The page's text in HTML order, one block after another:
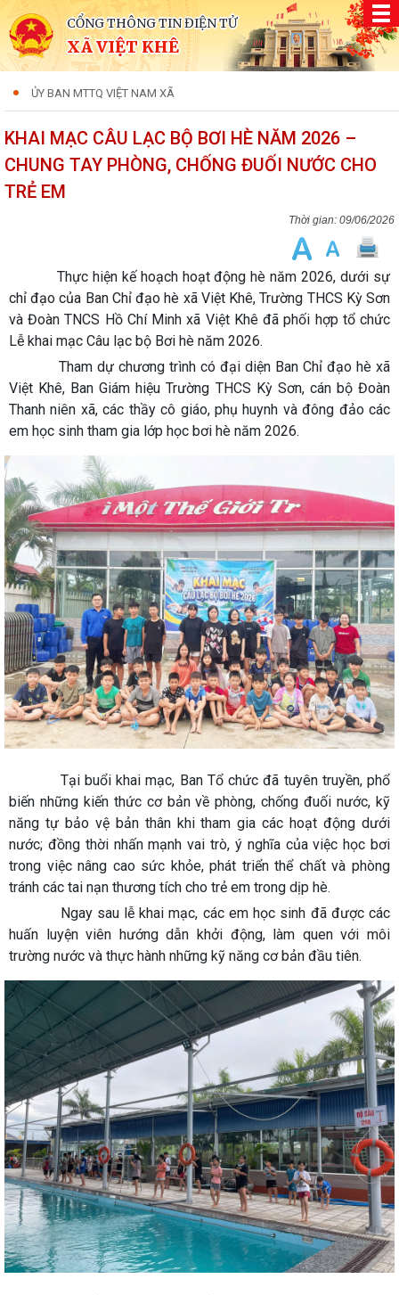
CỔNG THÔNG TIN ĐIỆN TỬ
XÃ VIỆT KHÊ
ỦY BAN MTTQ VIỆT NAM XÃ
KHAI MẠC CÂU LẠC BỘ BƠI HÈ NĂM 2026 –
CHUNG TAY PHÒNG, CHỐNG ĐUỐI NƯỚC CHO
TRẺ EM
09/06/2026
Thực hiện kế hoạch hoạt động hè năm 2026, dưới sự
chỉ đạo của Ban Chỉ đạo hè xã Việt Khê, Trường THCS Kỳ Sơn
và Đoàn TNCS Hồ Chí Minh xã Việt Khê đã phối hợp tổ chức
Lễ khai mạc Câu lạc bộ Bơi hè năm 2026.
Tham dự chương trình có đại diện Ban Chỉ đạo hè xã
Việt Khê, Ban Giám hiệu Trường THCS Kỳ Sơn, cán bộ Đoàn
Thanh niên xã, các thầy cô giáo, phụ huynh và đông đảo các
em học sinh tham gia lớp học bơi hè năm 2026.
Tại buổi khai mạc, Ban Tổ chức đã tuyên truyền, phổ
biến những kiến thức cơ bản về phòng, chống đuối nước, kỹ
năng tự bảo vệ bản thân khi tham gia các hoạt động dưới
nước; đồng thời nhấn mạnh vai trò, ý nghĩa của việc học bơi
trong việc nâng cao sức khỏe, phát triển thể chất và phòng
tránh các tai nạn thương tích cho trẻ em trong dịp hè.
Ngay sau lễ khai mạc, các em học sinh đã được các
huấn luyện viên hướng dẫn khởi động, làm quen với môi
trường nước và thực hành những kỹ năng cơ bản đầu tiên.